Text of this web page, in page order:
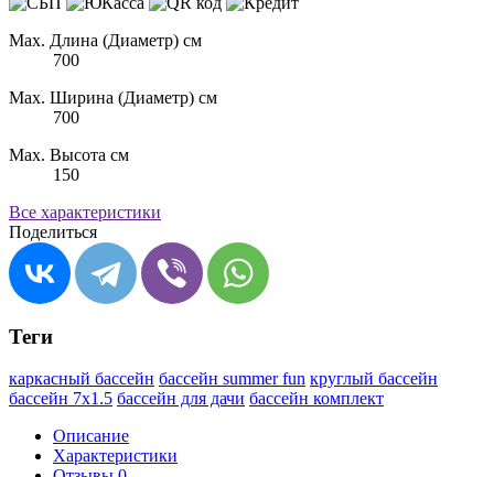
Max. Длина (Диаметр) см
700
Max. Ширина (Диаметр) см
700
Max. Высота см
150
Все характеристики
Поделиться
Теги
каркасный бассейн бассейн summer fun круглый бассейн
бассейн 7х1.5 бассейн для дачи бассейн комплект
Описание
Характеристики